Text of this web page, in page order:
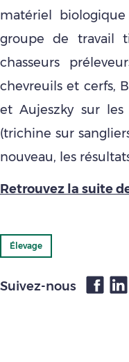
matériel
groupe de travail
chasseurs
chevreuils et cerfs,
et Aujeszky sur les
(trichine sur
nouveau, les
Retrouvez la suite
Élevage
Suivez-nous